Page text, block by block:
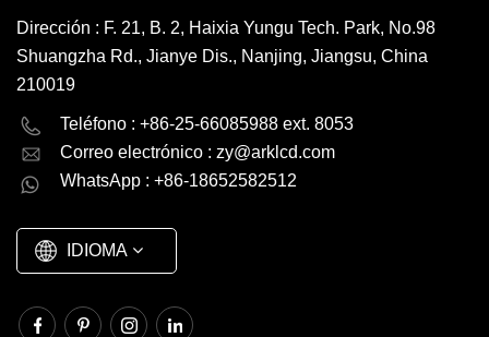
°
ICSC5250XPaquete
transporteCartón/paletaMarcaJinhuaOrigenPorcelanaCódigo
HS8531200000Capacidad
de
PC/mesMoq1000 PC,
negociables
ambiental ROHS HSF
Control de IC Ninguno
Cartón/paleta Marca
Porcelana Código HS
Dirección : F. 21, B. 2, Haixia Yungu Tech. Park, No.98
Shuangzha Rd., Jianye Dis., Nanjing, Jiangsu, China
210019
Teléfono : +86-25-66085988 ext. 8053
Correo electrónico : zy@arklcd.com
WhatsApp : +86-18652582512
IDIOMA
English Deutsch
русский español
العربية